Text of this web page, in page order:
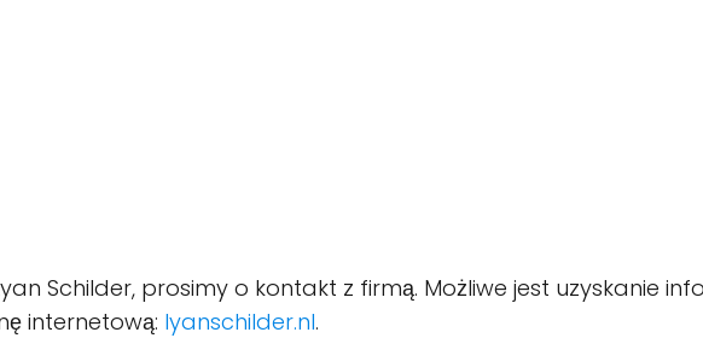
Schilder, prosimy o kontakt z firmą. Możliwe jest uzyskanie
internetową: lyanschilder.nl.